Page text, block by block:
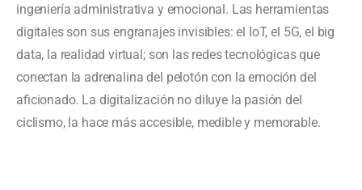
ingeniería administrativa y emocional. Las herramientas
digitales son sus engranajes invisibles: el IoT, el 5G, el big
data, la realidad virtual; son las redes tecnológicas que
conectan la adrenalina del pelotón con la emoción del
aficionado. La digitalización no diluye la pasión del
ciclismo, la hace más accesible, medible y memorable.